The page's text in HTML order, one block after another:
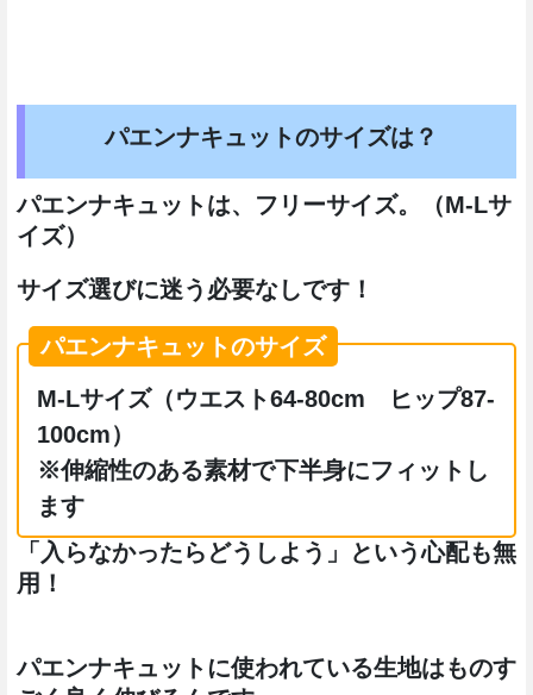
パエンナキュットのサイズは？
パエンナキュットは、フリーサイズ。（M-Lサ
イズ）
サイズ選びに迷う必要なしです！
パエンナキュットのサイズ
M-Lサイズ（ウエスト64-80cm ヒップ87-
100cm）
※伸縮性のある素材で下半身にフィットし
ます
「入らなかったらどうしよう」という心配も無
用！
パエンナキュットに使われている生地はものす